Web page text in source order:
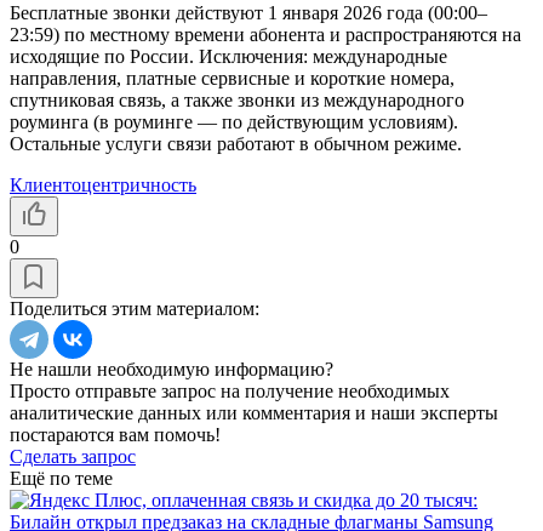
Бесплатные звонки действуют 1 января 2026 года (00:00–
23:59) по местному времени абонента и распространяются на
исходящие по России. Исключения: международные
направления, платные сервисные и короткие номера,
спутниковая связь, а также звонки из международного
роуминга (в роуминге — по действующим условиям).
Остальные услуги связи работают в обычном режиме.
Клиентоцентричность
0
Поделиться этим материалом:
Не нашли необходимую информацию?
Просто отправьте запрос на получение необходимых
аналитические данных или комментария и наши эксперты
постараются вам помочь!
Сделать запрос
Ещё по теме